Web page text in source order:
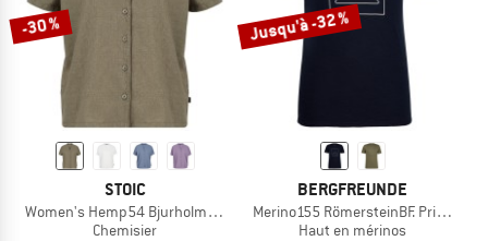
-30 %
STOIC
Women's Hemp54 BjurholmSt. S/S Blouse
Chemisier
Jusqu'à -32 %
BERGFREUNDE
Merino155 RömersteinBF. Print Tee
Haut en mérinos